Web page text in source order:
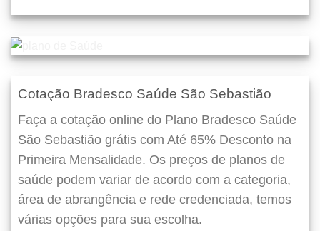
Cotação Bradesco Saúde São Sebastião
Faça a cotação online do Plano Bradesco Saúde
São Sebastião grátis com Até 65% Desconto na
Primeira Mensalidade. Os preços de planos de
saúde podem variar de acordo com a categoria,
área de abrangência e rede credenciada, temos
várias opções para sua escolha.